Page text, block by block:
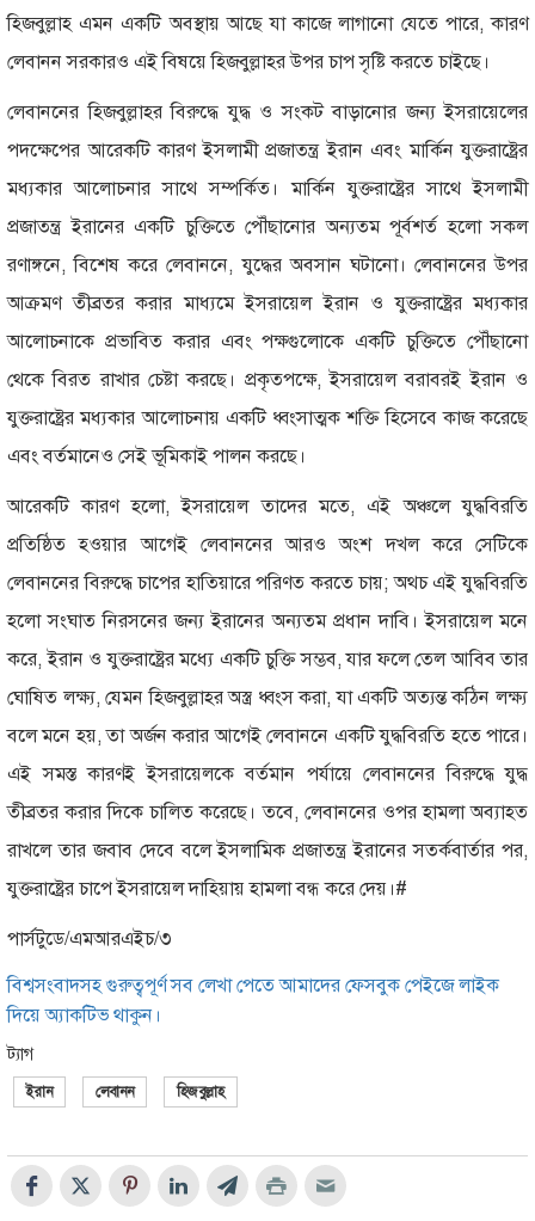
হিজবুল্লাহ এমন একটি অবস্থায় আছে যা কাজে লাগানো যেতে পারে, কারণ
লেবানন সরকারও এই বিষয়ে হিজবুল্লাহর উপর চাপ সৃষ্টি করতে চাইছে।
লেবাননের হিজবুল্লাহর বিরুদ্ধে যুদ্ধ ও সংকট বাড়ানোর জন্য ইসরায়েলের
পদক্ষেপের আরেকটি কারণ ইসলামী প্রজাতন্ত্র ইরান এবং মার্কিন যুক্তরাষ্ট্রের
মধ্যকার আলোচনার সাথে সম্পর্কিত। মার্কিন যুক্তরাষ্ট্রের সাথে ইসলামী
প্রজাতন্ত্র ইরানের একটি চুক্তিতে পৌঁছানোর অন্যতম পূর্বশর্ত হলো সকল
রণাঙ্গনে, বিশেষ করে লেবাননে, যুদ্ধের অবসান ঘটানো। লেবাননের উপর
আক্রমণ তীব্রতর করার মাধ্যমে ইসরায়েল ইরান ও যুক্তরাষ্ট্রের মধ্যকার
আলোচনাকে প্রভাবিত করার এবং পক্ষগুলোকে একটি চুক্তিতে পৌঁছানো
থেকে বিরত রাখার চেষ্টা করছে। প্রকৃতপক্ষে, ইসরায়েল বরাবরই ইরান ও
যুক্তরাষ্ট্রের মধ্যকার আলোচনায় একটি ধ্বংসাত্মক শক্তি হিসেবে কাজ করেছে
এবং বর্তমানেও সেই ভূমিকাই পালন করছে।
আরেকটি কারণ হলো, ইসরায়েল তাদের মতে, এই অঞ্চলে যুদ্ধবিরতি
প্রতিষ্ঠিত হওয়ার আগেই লেবাননের আরও অংশ দখল করে সেটিকে
লেবাননের বিরুদ্ধে চাপের হাতিয়ারে পরিণত করতে চায়; অথচ এই যুদ্ধবিরতি
হলো সংঘাত নিরসনের জন্য ইরানের অন্যতম প্রধান দাবি। ইসরায়েল মনে
করে, ইরান ও যুক্তরাষ্ট্রের মধ্যে একটি চুক্তি সম্ভব, যার ফলে তেল আবিব তার
ঘোষিত লক্ষ্য, যেমন হিজবুল্লাহর অস্ত্র ধ্বংস করা, যা একটি অত্যন্ত কঠিন লক্ষ্য
বলে মনে হয়, তা অর্জন করার আগেই লেবাননে একটি যুদ্ধবিরতি হতে পারে।
এই সমস্ত কারণই ইসরায়েলকে বর্তমান পর্যায়ে লেবাননের বিরুদ্ধে যুদ্ধ
তীব্রতর করার দিকে চালিত করেছে। তবে, লেবাননের ওপর হামলা অব্যাহত
রাখলে তার জবাব দেবে বলে ইসলামিক প্রজাতন্ত্র ইরানের সতর্কবার্তার পর,
যুক্তরাষ্ট্রের চাপে ইসরায়েল দাহিয়ায় হামলা বন্ধ করে দেয়।#
পার্সটুডে/এমআরএইচ/৩
বিশ্বসংবাদসহ গুরুত্বপূর্ণ সব লেখা পেতে আমাদের ফেসবুক পেইজে লাইক
দিয়ে অ্যাকটিভ থাকুন।
ট্যাগ
ইরান লেবানন হিজবুল্লাহ